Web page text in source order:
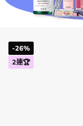
-26%
2連🏆